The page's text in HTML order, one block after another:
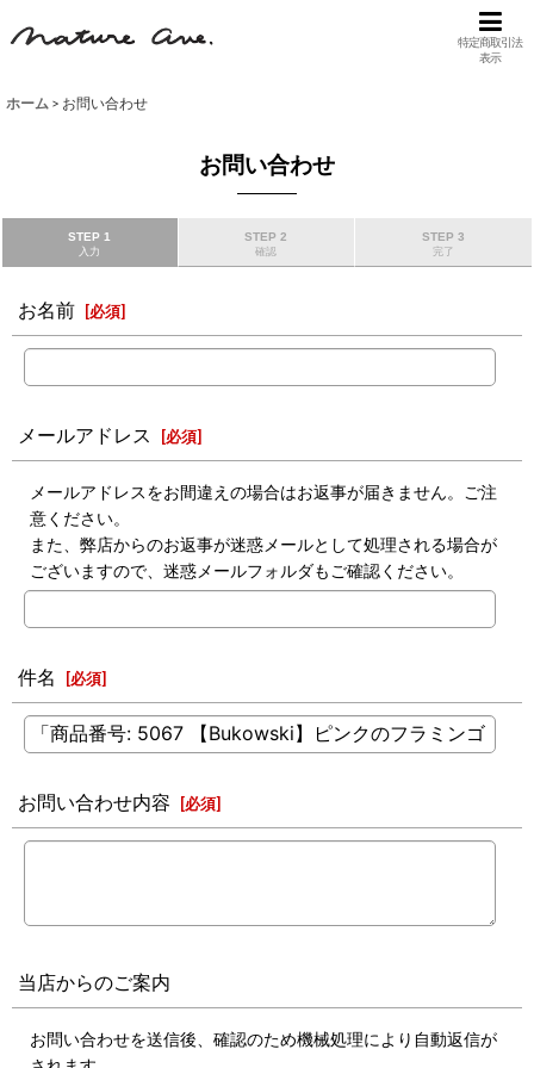
特定商取引法
表示
ホーム > お問い合わせ
お問い合わせ
STEP 1
入力
STEP 2
確認
STEP 3
完了
お名前 [必須]
メールアドレス [必須]
メールアドレスをお間違えの場合はお返事が届きません。ご注
意ください。
また、弊店からのお返事が迷惑メールとして処理される場合が
ございますので、迷惑メールフォルダもご確認ください。
件名 [必須]
お問い合わせ内容 [必須]
当店からのご案内
お問い合わせを送信後、確認のため機械処理により自動返信が